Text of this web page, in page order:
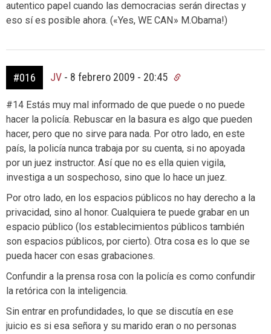
autentico papel cuando las democracias serán directas y
eso sí es posible ahora. («Yes, WE CAN» M.Obama!)
#016 JV - 8 febrero 2009 - 20:45
#14 Estás muy mal informado de que puede o no puede
hacer la policía. Rebuscar en la basura es algo que pueden
hacer, pero que no sirve para nada. Por otro lado, en este
país, la policía nunca trabaja por su cuenta, si no apoyada
por un juez instructor. Así que no es ella quien vigila,
investiga a un sospechoso, sino que lo hace un juez.
Por otro lado, en los espacios públicos no hay derecho a la
privacidad, sino al honor. Cualquiera te puede grabar en un
espacio público (los establecimientos públicos también
son espacios públicos, por cierto). Otra cosa es lo que se
pueda hacer con esas grabaciones.
Confundir a la prensa rosa con la policía es como confundir
la retórica con la inteligencia.
Sin entrar en profundidades, lo que se discutía en ese
juicio es si esa señora y su marido eran o no personas